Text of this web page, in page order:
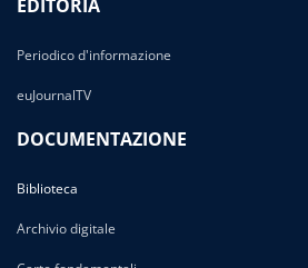
EDITORIA
Periodico d'informazione
euJournalTV
DOCUMENTAZIONE
Biblioteca
Archivio digitale